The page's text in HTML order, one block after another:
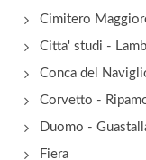
Cimitero
Citta' studi -
Conca del
Corvetto -
Duomo -
Fiera